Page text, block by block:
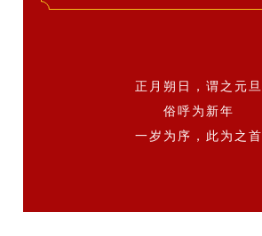
正月朔日，谓之元旦
俗呼为新年
一岁为序，此为之首